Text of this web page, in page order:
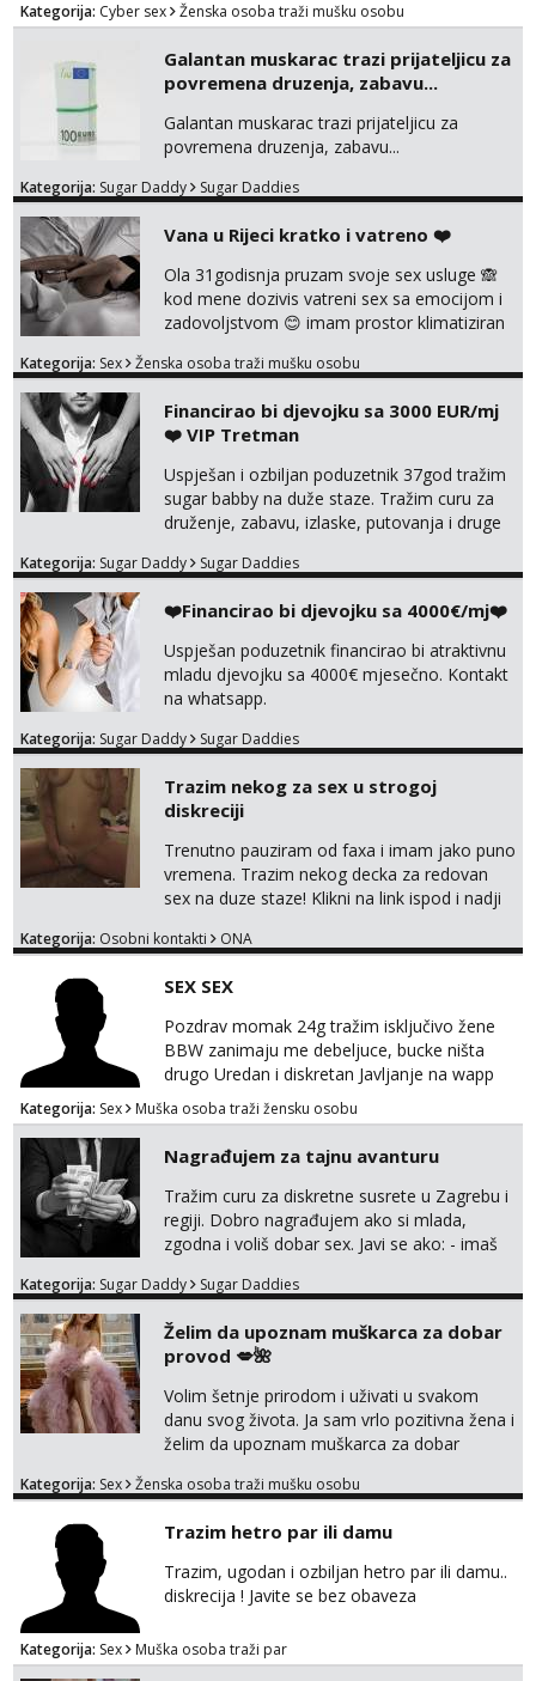
Google chat/Gmail smmaprivatni@gmail.com
Kategorija: Cyber sex Ženska osoba traži mušku osobu
Galantan muskarac trazi prijateljicu za
povremena druzenja, zabavu...
Galantan muskarac trazi prijateljicu za
povremena druzenja, zabavu...
Kategorija: Sugar Daddy Sugar Daddies
Vana u Rijeci kratko i vatreno ❤️
Ola 31godisnja pruzam svoje sex usluge 🙈
kod mene dozivis vatreni sex sa emocijom i
zadovoljstvom 😊 imam prostor klimatiziran
nudim klasiku sa zastitom pusenje bez
neradim analno i pitanja ako radim bez odma
ignoriram radim samo sa svojim slikama
original ✌️😊ali neki vec me poznaju waccap...
Kategorija: Sex Ženska osoba traži mušku osobu
Financirao bi djevojku sa 3000 EUR/mj
❤️ VIP Tretman
Uspješan i ozbiljan poduzetnik 37god tražim
sugar babby na duže staze. Tražim curu za
druženje, zabavu, izlaske, putovanja i druge
otvorena, komunikativna, zgodna i atraktivna
markodalic37@gmail.com
Kategorija: Sugar Daddy Sugar Daddies
❤️Financirao bi djevojku sa 4000€/mj❤️
Uspješan poduzetnik financirao bi atraktivnu
mladu djevojku sa 4000€ mjesečno. Kontakt
na whatsapp.
Kategorija: Sugar Daddy Sugar Daddies
Trazim nekog za sex u strogoj
diskreciji
Trenutno pauziram od faxa i imam jako puno
vremena. Trazim nekog decka za redovan
sex na duze staze! Klikni na link ispod i nadji
Kategorija: Osobni kontakti ONA
SEX SEX
Pozdrav momak 24g tražim isključivo žene
BBW zanimaju me debeljuce, bucke ništa
drugo Uredan i diskretan Javljanje na wapp
095 546 9915
Kategorija: Sex Muška osoba traži žensku osobu
Nagrađujem za tajnu avanturu
Tražim curu za diskretne susrete u Zagrebu i
regiji. Dobro nagrađujem ako si mlada,
zgodna i voliš dobar sex. Javi se ako: - imaš
kosu - se dobro ljubiš - si fleksibilna s
dostupna radnim danom (vikendi i noći su za
obitelj) - vodiš brigu o zdravlju i koristiš
zaštitu Ne javljajte se: - debele - frajeri i
paro...
Kategorija: Sugar Daddy Sugar Daddies
Želim da upoznam muškarca za dobar
provod 💋🌺
Volim šetnje prirodom i uživati u svakom
danu svog života. Ja sam vrlo pozitivna žena i
želim da upoznam muškarca za dobar
na link ispod i nadji me tamo, cekam te!
Kategorija: Sex Ženska osoba traži mušku osobu
Trazim hetro par ili damu
Trazim, ugodan i ozbiljan hetro par ili damu..
diskrecija ! Javite se bez obaveza
Kategorija: Sex Muška osoba traži par